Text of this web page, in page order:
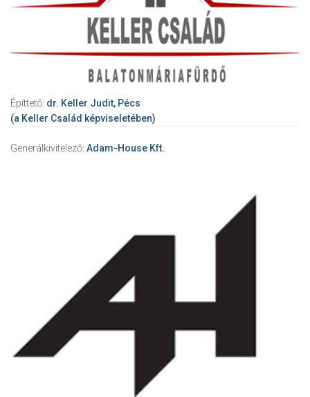
Építtető: dr. Keller Judit, Pécs
(a Keller Család képviseletében)
Generálkivitelező: Adam-House Kft.